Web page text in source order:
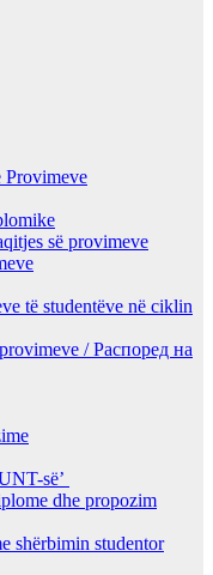
Provimeve
së provimeve
të studentëve në ciklin
/ Распоред на
së’
dhe propozim
shërbimin studentor